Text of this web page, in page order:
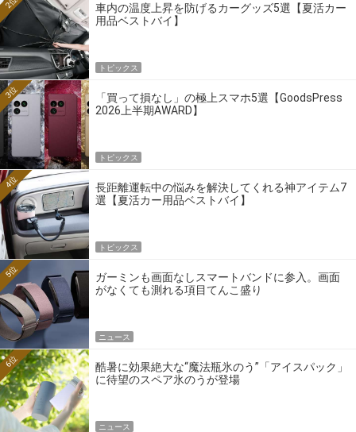
車内の温度上昇を防げるカーグッズ5選【夏活カー
用品ベストバイ】
トピックス
「買って損なし」の極上スマホ5選【GoodsPress
2026上半期AWARD】
3位
トピックス
長距離運転中の悩みを解決してくれる神アイテム7
選【夏活カー用品ベストバイ】
4位
トピックス
ガーミンも画面なしスマートバンドに参入。画面
がなくても測れる項目てんこ盛り
5位
ニュース
酷暑に効果絶大な“魔法瓶氷のう”「アイスパック」
に待望のスペア氷のうが登場
6位
ニュース